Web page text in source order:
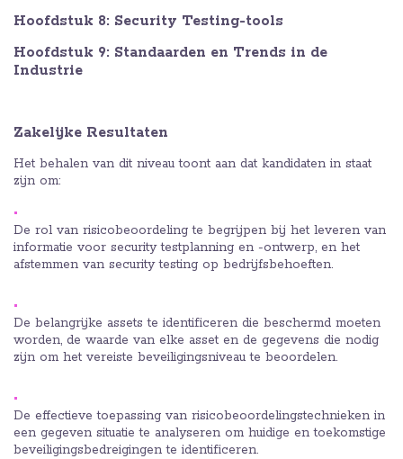
Hoofdstuk 8: Security Testing-tools
Hoofdstuk 9: Standaarden en Trends in de
Industrie
Zakelijke Resultaten
Het behalen van dit niveau toont aan dat kandidaten in staat
zijn om:
De rol van risicobeoordeling te begrijpen bij het leveren van
informatie voor security testplanning en -ontwerp, en het
afstemmen van security testing op bedrijfsbehoeften.
De belangrijke assets te identificeren die beschermd moeten
worden, de waarde van elke asset en de gegevens die nodig
zijn om het vereiste beveiligingsniveau te beoordelen.
De effectieve toepassing van risicobeoordelingstechnieken in
een gegeven situatie te analyseren om huidige en toekomstige
beveiligingsbedreigingen te identificeren.